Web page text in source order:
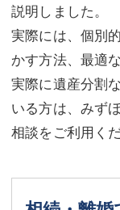
説明しました。
実際には、個別
かす方法、最適
実際に遺産分割
いる方は、みず
相談をご利用く